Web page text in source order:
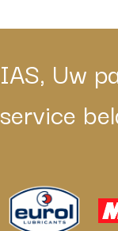
IAS, Uw
service